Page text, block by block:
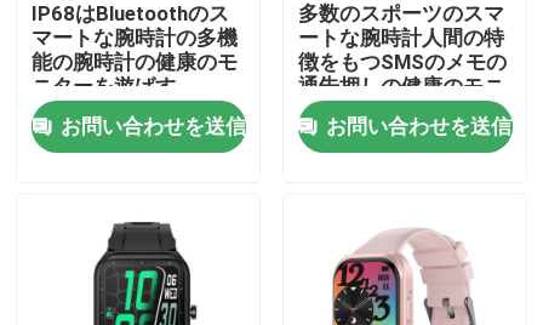
家へ
製品
わたしたち に つい て
工場 ツアー
IP68はBluetoothのス
マートな腕時計の多機
能の腕時計の健康のモ
ニターを遊ばす
お問い合わせを送信
多数のスポーツのスマ
ートな腕時計人間の特
徴をもつSMSのメモの
通告押しの健康のモニ
ター
お問い合わせを送信